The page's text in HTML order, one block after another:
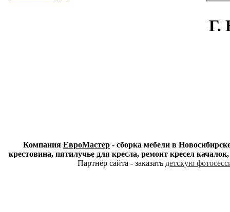
Г.
Компания ЕвроМастер - сборка мебели в
крестовина, пятилучье для кресла, ремонт кресел
Партнёр сайта - заказать детскую